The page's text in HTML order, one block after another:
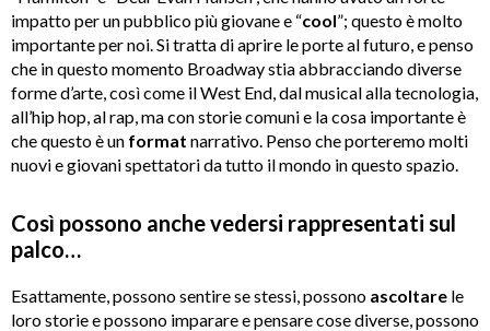
impatto per un pubblico più giovane e “cool”; questo è molto
importante per noi. Si tratta di aprire le porte al futuro, e penso
che in questo momento Broadway stia abbracciando diverse
forme d’arte, così come il West End, dal musical alla tecnologia,
all’hip hop, al rap, ma con storie comuni e la cosa importante è
che questo è un format narrativo. Penso che porteremo molti
nuovi e giovani spettatori da tutto il mondo in questo spazio.
Così possono anche vedersi rappresentati sul
palco…
Esattamente, possono sentire se stessi, possono ascoltare le
loro storie e possono imparare e pensare cose diverse, possono